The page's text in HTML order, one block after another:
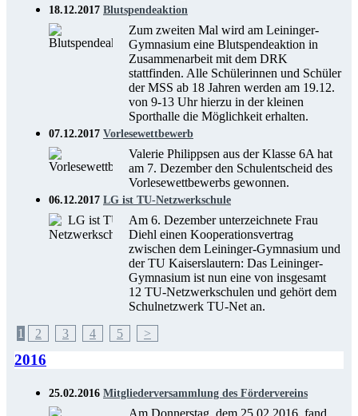
18.12.2017 Blutspendeaktion
Zum zweiten Mal wird am Leininger-
Gymnasium eine Blutspendeaktion in
Zusammenarbeit mit dem DRK
stattfinden. Alle Schülerinnen und Schüler
der MSS ab 18 Jahren werden am 19.12.
von 9-13 Uhr hierzu in der kleinen
Sporthalle die Möglichkeit erhalten.
07.12.2017 Vorlesewettbewerb
Valerie Philippsen aus der Klasse 6A hat
am 7. Dezember den Schulentscheid des
Vorlesewettbewerbs gewonnen.
06.12.2017 LG ist TU-Netzwerkschule
Am 6. Dezember unterzeichnete Frau
Diehl einen Kooperationsvertrag
zwischen dem Leininger-Gymnasium und
der TU Kaiserslautern: Das Leininger-
Gymnasium ist nun eine von insgesamt
12 TU-Netzwerkschulen und gehört dem
Schulnetzwerk TU-Net an.
1
2 3 4 5 >
2016
25.02.2016 Mitgliederversammlung des Fördervereins
Am Donnerstag, dem 25.02.2016, fand